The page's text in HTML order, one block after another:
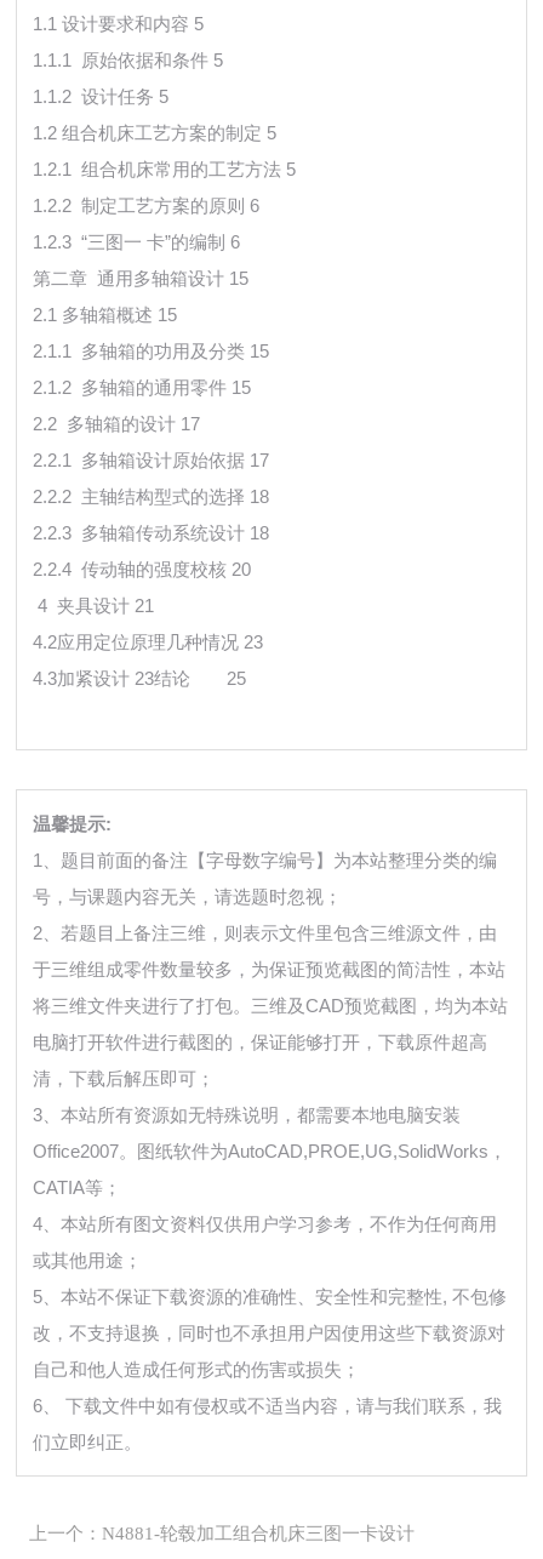
1.1 设计要求和内容 5
1.1.1 原始依据和条件 5
1.1.2 设计任务 5
1.2 组合机床工艺方案的制定 5
1.2.1 组合机床常用的工艺方法 5
1.2.2 制定工艺方案的原则 6
1.2.3 “三图一 卡”的编制 6
第二章 通用多轴箱设计 15
2.1 多轴箱概述 15
2.1.1 多轴箱的功用及分类 15
2.1.2 多轴箱的通用零件 15
2.2 多轴箱的设计 17
2.2.1 多轴箱设计原始依据 17
2.2.2 主轴结构型式的选择 18
2.2.3 多轴箱传动系统设计 18
2.2.4 传动轴的强度校核 20
4 夹具设计 21
4.2应用定位原理几种情况 23
4.3加紧设计 23结论 25
温馨提示:
1、题目前面的备注【字母数字编号】为本站整理分类的编
号，与课题内容无关，请选题时忽视；
2、若题目上备注三维，则表示文件里包含三维源文件，由
于三维组成零件数量较多，为保证预览截图的简洁性，本站
将三维文件夹进行了打包。三维及CAD预览截图，均为本站
电脑打开软件进行截图的，保证能够打开，下载原件超高
清，下载后解压即可；
3、本站所有资源如无特殊说明，都需要本地电脑安装
Office2007。图纸软件为AutoCAD,PROE,UG,SolidWorks，
CATIA等；
4、本站所有图文资料仅供用户学习参考，不作为任何商用
或其他用途；
5、本站不保证下载资源的准确性、安全性和完整性, 不包修
改，不支持退换，同时也不承担用户因使用这些下载资源对
自己和他人造成任何形式的伤害或损失；
6、 下载文件中如有侵权或不适当内容，请与我们联系，我
们立即纠正。
上一个：N4881-轮毂加工组合机床三图一卡设计